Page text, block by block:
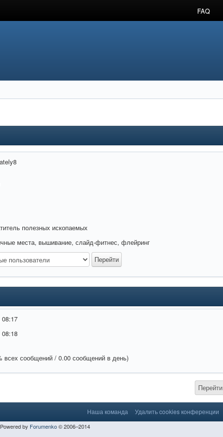
FAQ
полезных ископаемых
места, вышивание, слайд-фитнес, флейринг
08:17
08:18
всех сообщений / 0.00 сообщений в день)
Перейти
Наша команда Удалить cookies конференции
Powered by Forumenko© 2006–2014